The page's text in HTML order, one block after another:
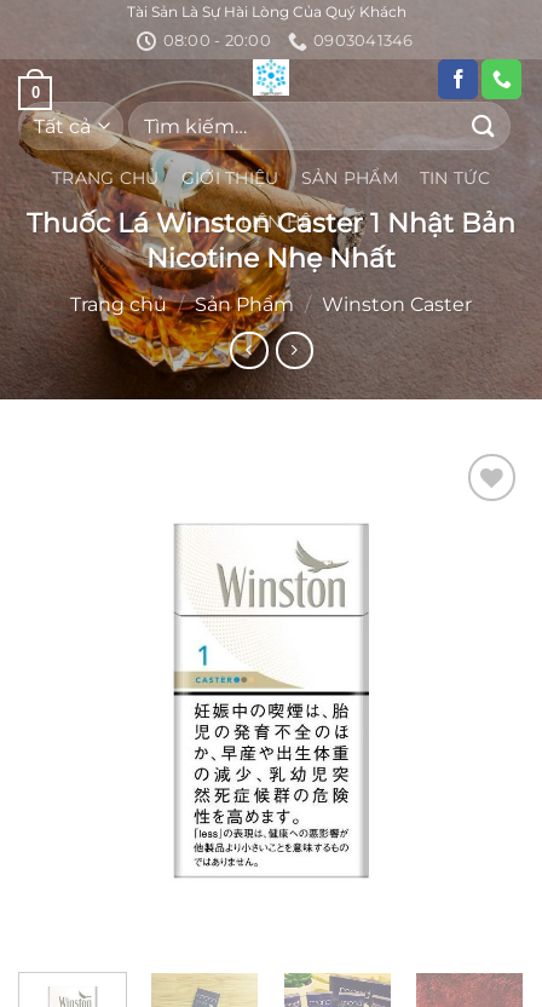
nội
dung
Tài Sản Là Sự Hài Lòng Của Quý Khách
08:00 - 20:00
0903041346
0
Tìm
kiếm:
TRANG CHỦ
GIỚI THIỆU SẢN PHẨM
TIN TỨC
LIÊN HỆ
Thuốc Lá Winston Caster 1 Nhật Bản
Nicotine Nhẹ Nhất
Trang chủ / Sản Phẩm / Winston Caster